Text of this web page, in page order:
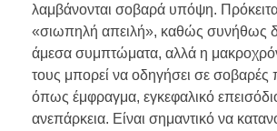
λαμβάνονται σοβαρά υπόψη.
«σιωπηλή απειλή», καθώς συνήθως
άμεσα συμπτώματα, αλλά η
τους μπορεί να οδηγήσει σε σοβαρές
όπως έμφραγμα, εγκεφαλικό
ανεπάρκεια. Είναι σημαντικό να